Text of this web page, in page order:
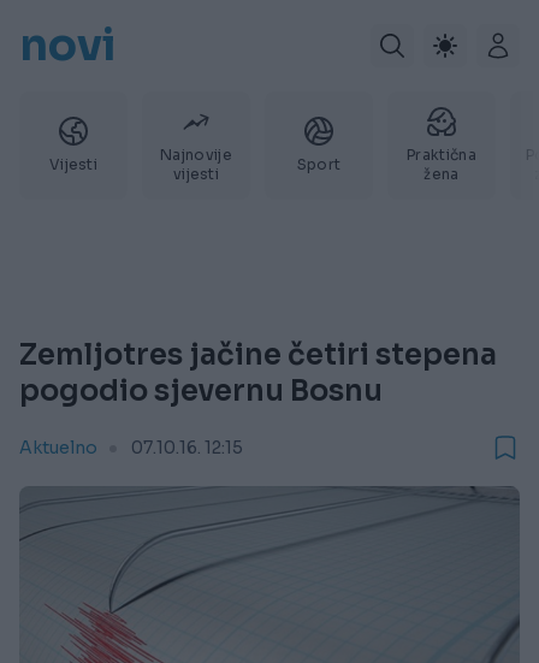
novi
Vijesti
Najnovije
vijesti
Sport
Praktična
žena
Zemljotres jačine četiri stepena
pogodio sjevernu Bosnu
Aktuelno 07.10.16. 12:15